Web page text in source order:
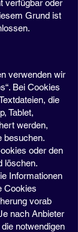
verfügbar oder
Grund ist
verwenden wir
Bei Cookies
die
Tablet,
werden,
besuchen.
oder den
löschen.
Informationen
Cookies
vorab
nach Anbieter
notwendigen